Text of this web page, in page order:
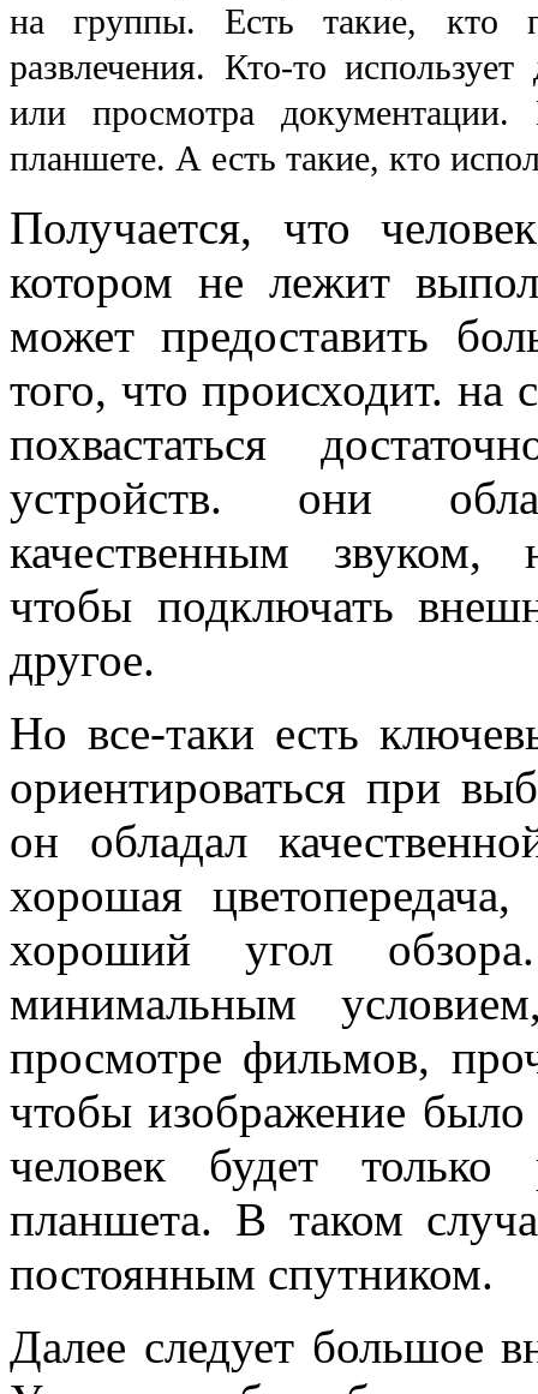
на группы. Есть такие, кто
развлечения. Кто-то
или просмотра
планшете. А есть такие, кто
Получается, что
котором не лежит
может предоставить
того, что происходит.
похвастаться
устройств. они
качественным звуком,
чтобы подключать
другое.
Но все-таки есть
ориентироваться при
он обладал
хорошая
хороший угол
минимальным
просмотре фильмов,
чтобы изображение
человек будет только
планшета. В таком
постоянным спутником.
Далее следует большое